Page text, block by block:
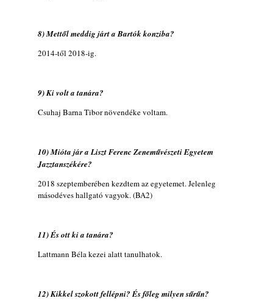
gyermekeik – 42. rész: Vörös László +
Vörösné Strausz Eszter + Vörös Bence
2026. július 30.
Szabolcs
Zsári Tamás: Found and Lost
2026. július 24.
FREE JAZZ ALBUMS 2026 - 134. rész
2026. július 16.
Marion Brown
8) Mettől meddig járt a Bartók konziba?
2014-től 2018-ig.
9) Ki volt a tanára?
Csuhaj Barna Tibor növendéke voltam.
10) Mióta jár a Liszt Ferenc Zeneművészeti Egyetem
Jazztanszékére?
2018 szeptemberében kezdtem az egyetemet. Jelenleg
másodéves hallgató vagyok. (BA2)
11) És ott ki a tanára?
Lattmann Béla kezei alatt tanulhatok.
12) Kikkel szokott fellépni? És főleg milyen sűrűn?